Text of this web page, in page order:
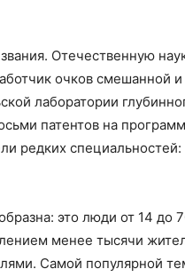
Отечественную
очков смешанной
лаборатории
патентов на
редких
это люди от 14 до
менее тысячи
Самой популярной